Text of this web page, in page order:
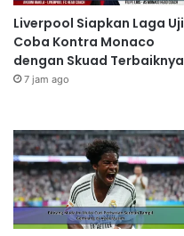
Liverpool Siapkan Laga Uji
Coba Kontra Monaco
dengan Skuad Terbaiknya
7 jam ago